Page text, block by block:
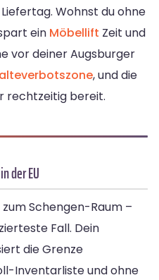
Wohnst du ohne
ein Möbellift Zeit und
vor deiner Augsburger
, und die
rechtzeitig bereit.
der EU
Schengen-Raum –
Fall. Dein
die Grenze
Inventarliste und ohne